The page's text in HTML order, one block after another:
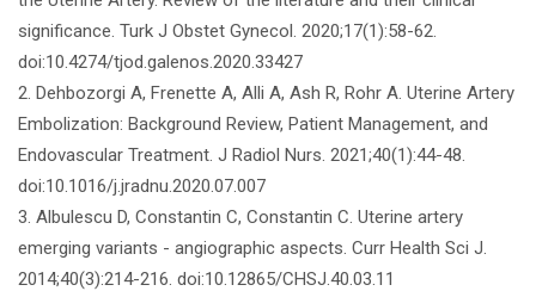
significance. Turk J Obstet Gynecol. 2020;17(1):58-62.
doi:10.4274/tjod.galenos.2020.33427
2. Dehbozorgi A, Frenette A, Alli A, Ash R, Rohr A. Uterine Artery
Embolization: Background Review, Patient Management, and
Endovascular Treatment. J Radiol Nurs. 2021;40(1):44-48.
doi:10.1016/j.jradnu.2020.07.007
3. Albulescu D, Constantin C, Constantin C. Uterine artery
emerging variants - angiographic aspects. Curr Health Sci J.
2014;40(3):214-216. doi:10.12865/CHSJ.40.03.11